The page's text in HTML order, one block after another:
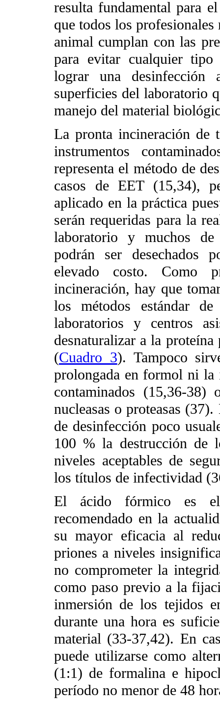
resulta fundamental para
que todos los
animal cumplan con las
para evitar cualquier
lograr una desinfección
superficies del laboratorio
manejo del material
La pronta incineración
instrumentos
representa el método de
casos de EET (15,34),
aplicado en la práctica
serán requeridas para la
laboratorio y muchos
podrán ser desechados
elevado costo. Como
incineración, hay que
los métodos estándar
laboratorios y centros
desnaturalizar a la
(Cuadro 3). Tampoco
prolongada en formol ni la
contaminados (15,36-
nucleasas o proteasas
de desinfección poco
100 % la destrucción de
niveles aceptables de
los títulos de infectividad
El ácido fórmico es el
recomendado en la
su mayor eficacia al
priones a niveles
no comprometer la
como paso previo a la
inmersión de los tejidos
durante una hora es
material (33-37,42). En
puede utilizarse como
(1:1) de formalina e
período no menor de 48